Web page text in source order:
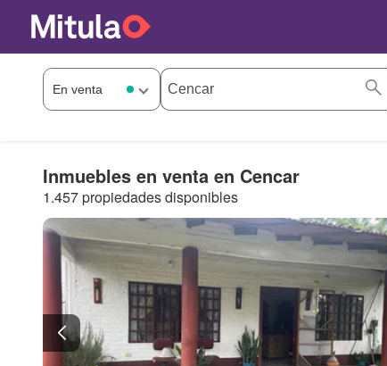
Inmuebles en venta en Cencar
1.457 propiedades disponibles